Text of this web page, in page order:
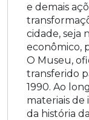
e demais
cidade, seja
econômico,
O Museu,
transferido
1990. Ao
materiais de
da história